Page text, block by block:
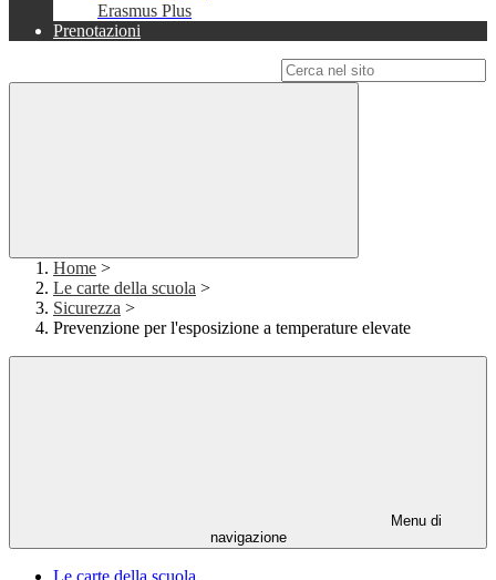
Erasmus Plus
Prenotazioni
Home >
Le carte della scuola >
Sicurezza >
Prevenzione per l'esposizione a temperature elevate
Menu di
navigazione